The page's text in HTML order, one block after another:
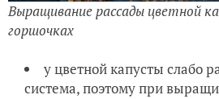
Выращивание рассады цветной
горшочках
у цветной капусты слабо
система, поэтому при